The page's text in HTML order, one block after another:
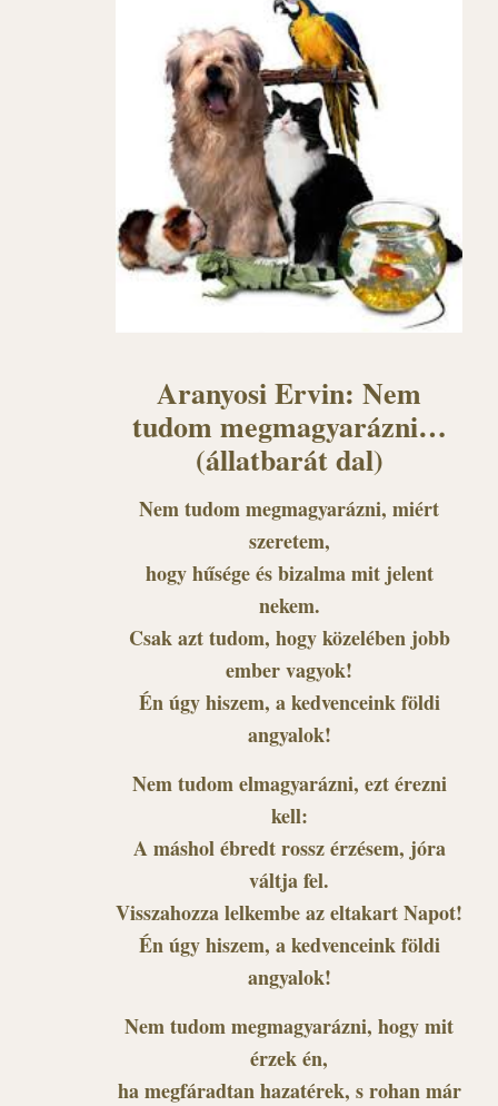
Aranyosi Ervin: Nem
tudom megmagyarázni…
(állatbarát dal)
Nem tudom megmagyarázni, miért
szeretem,
hogy hűsége és bizalma mit jelent
nekem.
Csak azt tudom, hogy közelében jobb
ember vagyok!
Én úgy hiszem, a kedvenceink földi
angyalok!
Nem tudom elmagyarázni, ezt érezni
kell:
A máshol ébredt rossz érzésem, jóra
váltja fel.
Visszahozza lelkembe az eltakart Napot!
Én úgy hiszem, a kedvenceink földi
angyalok!
Nem tudom megmagyarázni, hogy mit
érzek én,
ha megfáradtan hazatérek, s rohan már